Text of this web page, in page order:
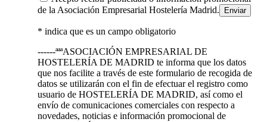
de la Asociación Empresarial Hostelería Madrid.
* indica que es un campo obligatorio
------ªªªASOCIACIÓN EMPRESARIAL DE
HOSTELERÍA DE MADRID te informa que los datos
que nos facilite a través de este formulario de recogida de
datos se utilizarán con el fin de efectuar el registro como
usuario de HOSTELERÍA DE MADRID, así como el
envío de comunicaciones comerciales con respecto a
novedades, noticias e información promocional de